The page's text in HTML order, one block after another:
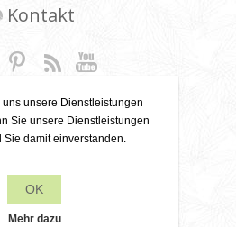
Kontakt
6 22 79 49 42
Creatief
unsere Dienstleistungen
Sie unsere Dienstleistungen
Sie damit einverstanden.
OK
Mehr dazu